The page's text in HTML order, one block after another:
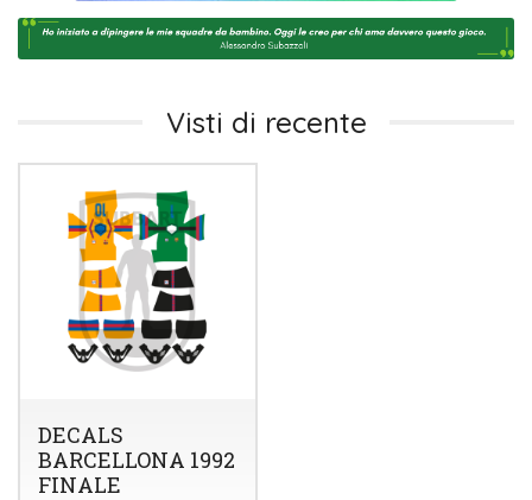
Visti di recente
DECALS
BARCELLONA 1992
FINALE